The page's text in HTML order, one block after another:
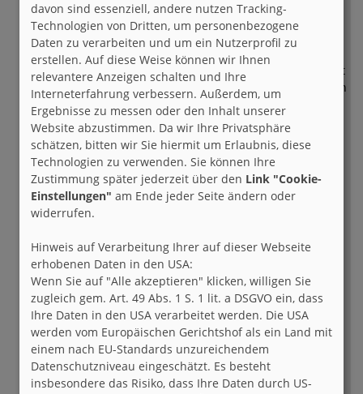
mich auch nicht klüger macht. Verstehen
Sie mich nicht, verstehen Sie mich nicht
falsch - Ich hab nur manchmal dieses
ungewohnte Kratzen im Hals Wenn ich jetzt
weiß worum es geht und alles ist gesagt. An
meiner Pflicht, dass ich die Zukunft zu
gestalten hab Werde ich mich nicht
drücken, doch ich glaube auf das Wissen
Von euch verzichten zu können, verzichten
zu müssen Und es ist gleich, wie hoch eure
Deiche sind - Die nächste Freak Wave
kommt bestimmt. Cause all your base – are
belong to us! Diese kleinen weißen Dinger
aus der Packung im Schrank, Staunst du
nicht auch manchmal wie leicht sie
funktionieren? Dein Tag war irgendwie
grau, du fühlst dich irgendwie krank Und
die zwei Bröckchen in der Hand sollen das
alles revidieren? Im Großen und Ganzen
macht zwar alles seinen Sinn, Aber
trotzdem kann ich irgendwie nicht
davon sind essenziell, andere nutzen Tracking-
Technologien von Dritten, um personenbezogene
Daten zu verarbeiten und um ein Nutzerprofil zu
erstellen. Auf diese Weise können wir Ihnen
relevantere Anzeigen schalten und Ihre
Interneterfahrung verbessern. Außerdem, um
Ergebnisse zu messen oder den Inhalt unserer
Website abzustimmen. Da wir Ihre Privatsphäre
schätzen, bitten wir Sie hiermit um Erlaubnis, diese
Technologien zu verwenden. Sie können Ihre
Zustimmung später jederzeit über den Link "Cookie-
Einstellungen" am Ende jeder Seite ändern oder
widerrufen.
Hinweis auf Verarbeitung Ihrer auf dieser Webseite
erhobenen Daten in den USA:
Wenn Sie auf "Alle akzeptieren" klicken, willigen Sie
zugleich gem. Art. 49 Abs. 1 S. 1 lit. a DSGVO ein, dass
Ihre Daten in den USA verarbeitet werden. Die USA
werden vom Europäischen Gerichtshof als ein Land mit
einem nach EU-Standards unzureichendem
Datenschutzniveau eingeschätzt. Es besteht
insbesondere das Risiko, dass Ihre Daten durch US-